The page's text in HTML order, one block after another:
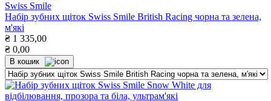
Swiss Smile
Набір зубних щіток Swiss Smile British Racing чорна та зелена,
м'які
₴ 1 335,00
₴ 0,00
В кошик